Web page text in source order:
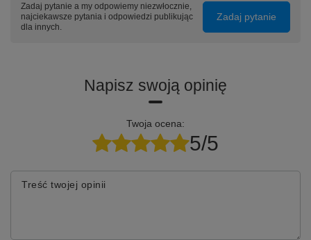
Zadaj pytanie a my odpowiemy niezwłocznie,
najciekawsze pytania i odpowiedzi publikując
dla innych.
Zadaj pytanie
Napisz swoją opinię
Twoja ocena:
5/5
Treść twojej opinii